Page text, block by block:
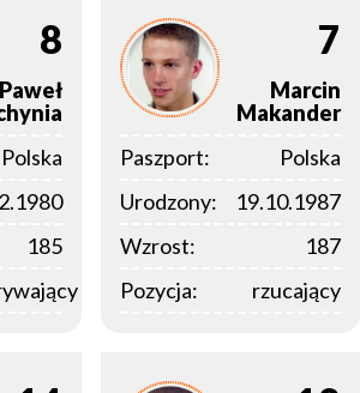
8
Paweł
Polska
185
7
Marcin
Makander
Paszport:
Polska
Urodzony:
19.10.1987
Wzrost:
187
Pozycja:
rzucający